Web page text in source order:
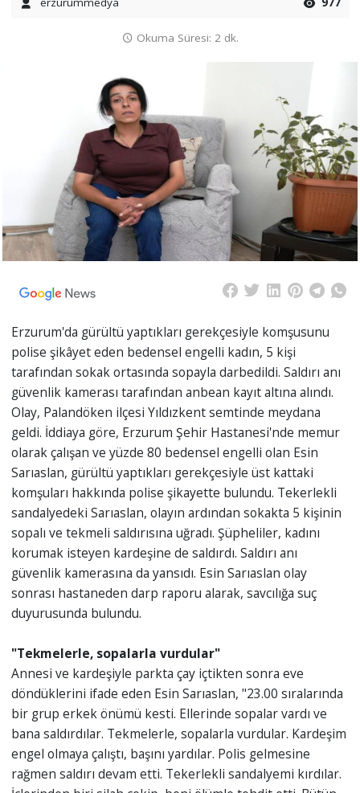
Okuma Süresi: 2 dk.
Erzurum'da gürültü yaptıkları gerekçesiyle komşusunu
polise şikâyet eden bedensel engelli kadın, 5 kişi
tarafından sokak ortasında sopayla darbedildi. Saldırı anı
güvenlik kamerası tarafından anbean kayıt altına alındı.
Olay, Palandöken ilçesi Yıldızkent semtinde meydana
geldi. İddiaya göre, Erzurum Şehir Hastanesi'nde memur
olarak çalışan ve yüzde 80 bedensel engelli olan Esin
Sarıaslan, gürültü yaptıkları gerekçesiyle üst kattaki
komşuları hakkında polise şikayette bulundu. Tekerlekli
sandalyedeki Sarıaslan, olayın ardından sokakta 5 kişinin
sopalı ve tekmeli saldırısına uğradı. Şüpheliler, kadını
korumak isteyen kardeşine de saldırdı. Saldırı anı
güvenlik kamerasına da yansıdı. Esin Sarıaslan olay
sonrası hastaneden darp raporu alarak, savcılığa suç
duyurusunda bulundu.
"Tekmelerle, sopalarla vurdular"
Annesi ve kardeşiyle parkta çay içtikten sonra eve
döndüklerini ifade eden Esin Sarıaslan, "23.00 sıralarında
bir grup erkek önümü kesti. Ellerinde sopalar vardı ve
bana saldırdılar. Tekmelerle, sopalarla vurdular. Kardeşim
engel olmaya çalıştı, başını yardılar. Polis gelmesine
rağmen saldırı devam etti. Tekerlekli sandalyemi kırdılar.